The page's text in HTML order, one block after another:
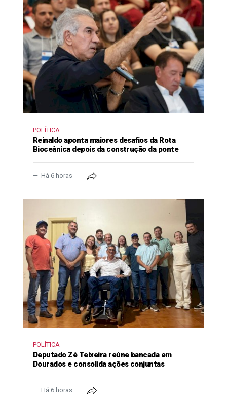
POLÍTICA
Reinaldo aponta maiores desafios da Rota
Bioceânica depois da construção da ponte
Há 6 horas
POLÍTICA
Deputado Zé Teixeira reúne bancada em
Dourados e consolida ações conjuntas
Há 6 horas